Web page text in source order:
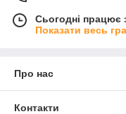
Сьогодні працює
Показати весь
Про нас
Контакти